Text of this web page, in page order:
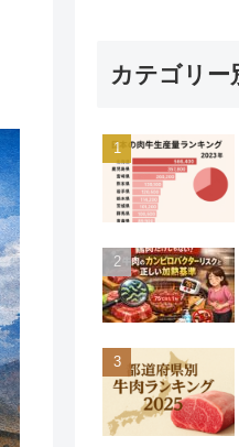
カテゴリー